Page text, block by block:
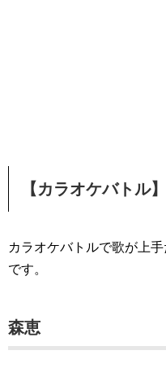
【カラオケバトル
カラオケバトルで歌が上
です。
森恵